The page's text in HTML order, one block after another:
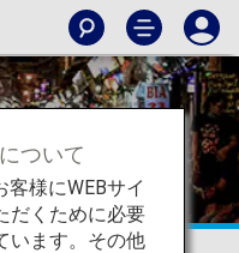
ついて
様にWEBサイ
だくために必要
います。その他